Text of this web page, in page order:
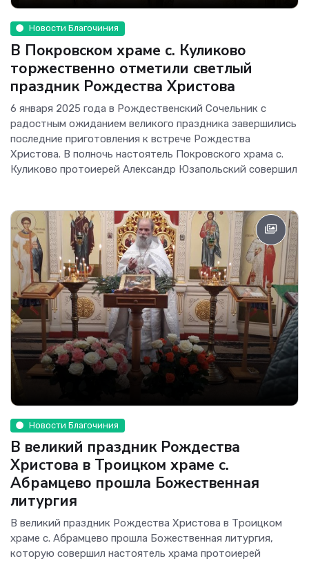
Новости Благочиния
В Покровском храме с. Куликово
торжественно отметили светлый
праздник Рождества Христова
6 января 2025 года в Рождественский Сочельник с
радостным ожиданием великого праздника завершились
последние приготовления к встрече Рождества
Христова. В полночь настоятель Покровского храма с.
Куликово протоиерей Александр Юзапольский совершил
Новости Благочиния
В великий праздник Рождества
Христова в Троицком храме с.
Абрамцево прошла Божественная
литургия
В великий праздник Рождества Христова в Троицком
храме с. Абрамцево прошла Божественная литургия,
которую совершил настоятель храма протоиерей